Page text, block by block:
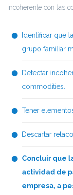
incoherente con las
Identificar que
grupo familiar
Detectar
commodities.
Tener
Descartar
Concluir que
actividad de
empresa, a